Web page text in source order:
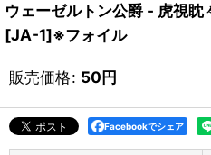
ウェーゼルトン公爵 - 虎視
[JA-1]※フォイル
販売価格: 50円
Facebookでシェア